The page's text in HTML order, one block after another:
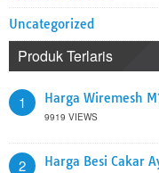
Uncategorized
Produk Terlaris
1 Harga Wiremesh
9919 VIEWS
2 Harga Besi Cakar